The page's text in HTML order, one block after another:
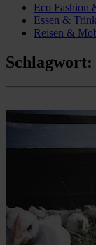
Eco Fashion
Essen &
Reisen &
Schlagwort: